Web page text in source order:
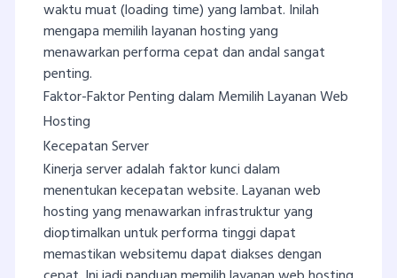
waktu muat (loading time) yang lambat. Inilah
mengapa memilih layanan hosting yang
menawarkan performa cepat dan andal sangat
penting.
Faktor-Faktor Penting dalam Memilih Layanan Web
Hosting
Kecepatan Server
Kinerja server adalah faktor kunci dalam
menentukan kecepatan website. Layanan web
hosting yang menawarkan infrastruktur yang
dioptimalkan untuk performa tinggi dapat
memastikan websitemu dapat diakses dengan